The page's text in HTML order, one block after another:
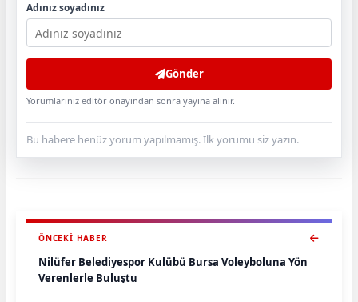
Adınız soyadınız
Gönder
Yorumlarınız editör onayından sonra yayına alınır.
Bu habere henüz yorum yapılmamış. İlk yorumu siz yazın.
ÖNCEKI HABER
Nilüfer Belediyespor Kulübü Bursa Voleyboluna Yön
Verenlerle Buluştu